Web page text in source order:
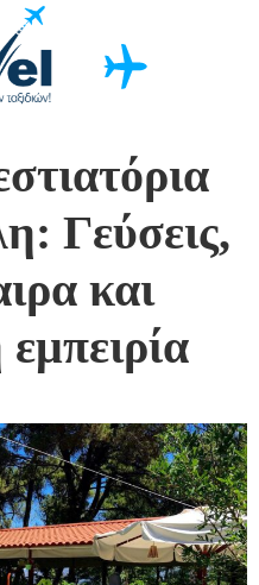
Γεύσεις,
και